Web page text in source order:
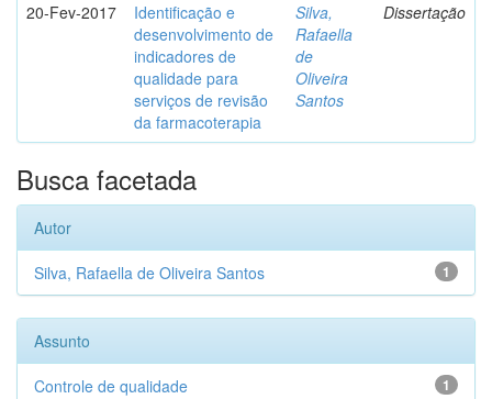
20-Fev-2017
Identificação e
desenvolvimento de
indicadores de
qualidade para
serviços de revisão
da farmacoterapia
Silva,
Rafaella
de
Oliveira
Santos
Dissertação
Busca facetada
Autor
1
Silva, Rafaella de Oliveira Santos
Assunto
1
Controle de qualidade